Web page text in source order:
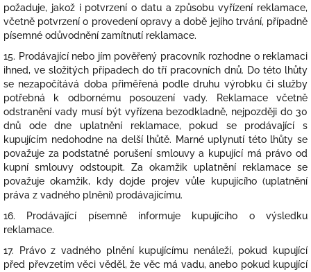
požaduje, jakož i potvrzení o datu a způsobu vyřízení reklamace,
včetně potvrzení o provedení opravy a době jejího trvání, případně
písemné odůvodnění zamítnutí reklamace.
15. Prodávající nebo jím pověřený pracovník rozhodne o reklamaci
ihned, ve složitých případech do tří pracovních dnů. Do této lhůty
se nezapočítává doba přiměřená podle druhu výrobku či služby
potřebná k odbornému posouzení vady. Reklamace včetně
odstranění vady musí být vyřízena bezodkladně, nejpozději do 30
dnů ode dne uplatnění reklamace, pokud se prodávající s
kupujícím nedohodne na delší lhůtě. Marné uplynutí této lhůty se
považuje za podstatné porušení smlouvy a kupující má právo od
kupní smlouvy odstoupit. Za okamžik uplatnění reklamace se
považuje okamžik, kdy dojde projev vůle kupujícího (uplatnění
práva z vadného plnění) prodávajícímu.
16. Prodávající písemně informuje kupujícího o výsledku
reklamace.
17. Právo z vadného plnění kupujícímu nenáleží, pokud kupující
před převzetím věci věděl, že věc má vadu, anebo pokud kupující